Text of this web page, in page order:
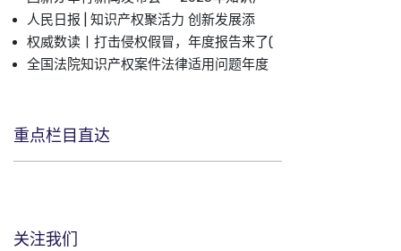
人民日报 | 知识产权聚活力 创新发展添
权威数读丨打击侵权假冒，年度报告来了(
全国法院知识产权案件法律适用问题年度
重点栏目直达
关注我们